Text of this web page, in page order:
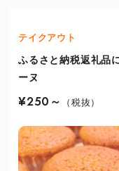
テイクアウト
ふるさと納税返礼品
ーヌ
¥250～ （税抜）